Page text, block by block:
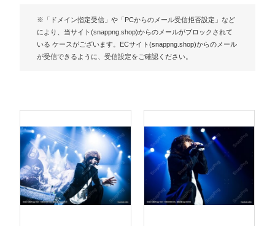
※「ドメイン指定受信」や「PCからのメール受信拒否設定」など
により、当サイト(snappng.shop)からのメールがブロックされて
いる ケースがございます。ECサイト(snappng.shop)からのメール
が受信できるように、受信設定をご確認ください。